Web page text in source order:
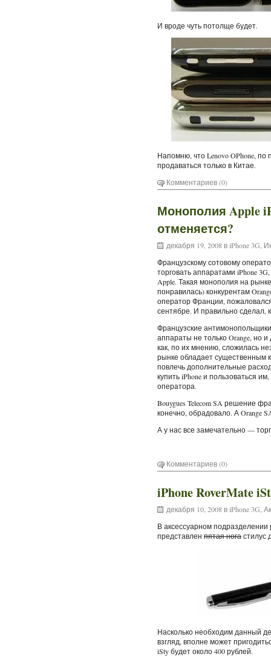
И вроде чуть потолще будет.
Напомню, что Lenovo OPhone,
продаваться только в Китае.
Комментариев (0)
Монополия Apple
отменяется?
декабря 19, 2008 вiPhone 3G
Французскому сотовому
торговать аппаратами iPhone
Apple. Такая монополия на
понравилась) конкурентам
оператор Франции,
сентябре. И правильно сделал,
Французские
аппараты не только Orange, но
как, по их мнению, сложилась
рынке обладает существенным
повлечь дополнительные
купить iPhone и пользоваться
оператора.
Bouygues Telecom SA решение
конечно, обрадовало. А Orange
А у нас все замечательно —
Комментариев (0)
iPhone RoverMate
декабря 10, 2008 вiPhone 3G
В аксессуарном подразделении
представлен пятая ногастилус
Насколько необходим данный
взгляд, вполне может
iSty будет около 400 рублей.